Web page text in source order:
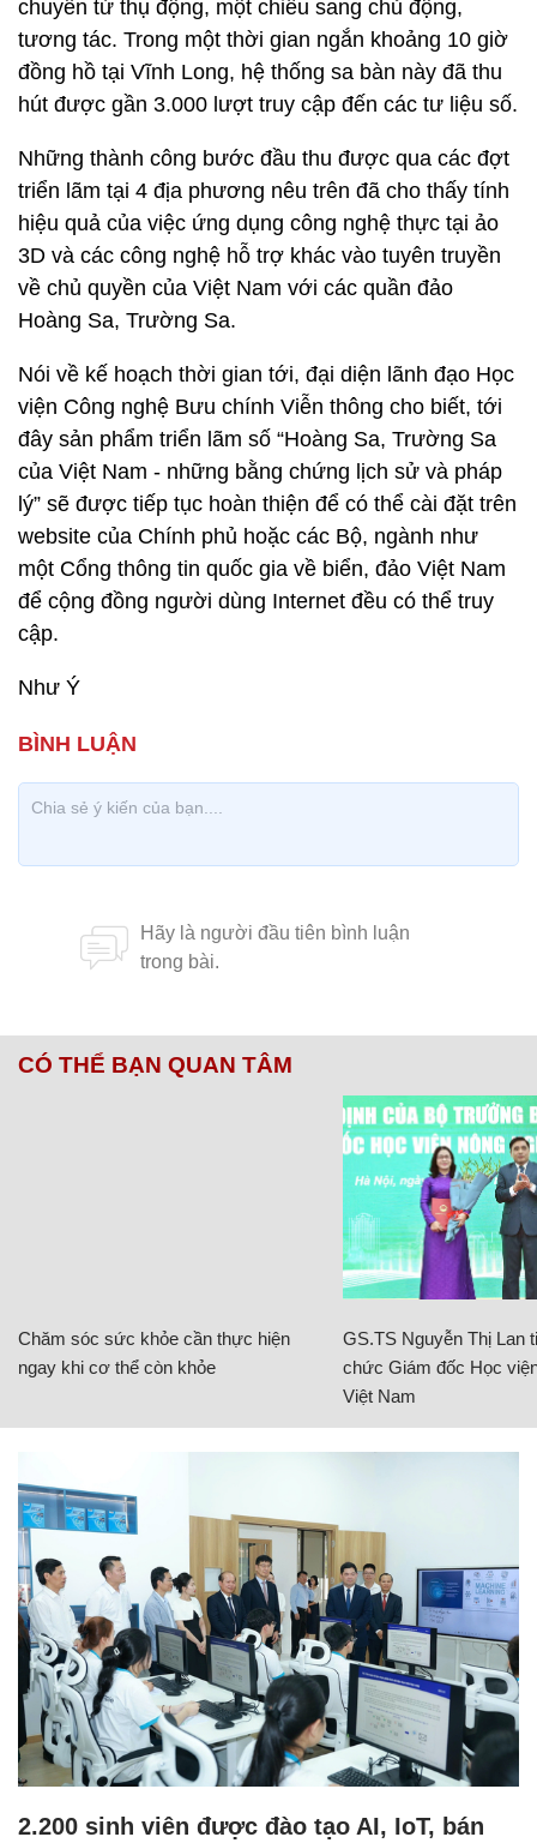
chuyển từ thụ động, một chiều sang chủ động,
tương tác. Trong một thời gian ngắn khoảng 10 giờ
đồng hồ tại Vĩnh Long, hệ thống sa bàn này đã thu
hút được gần 3.000 lượt truy cập đến các tư liệu số.
Những thành công bước đầu thu được qua các đợt
triển lãm tại 4 địa phương nêu trên đã cho thấy tính
hiệu quả của việc ứng dụng công nghệ thực tại ảo
3D và các công nghệ hỗ trợ khác vào tuyên truyền
về chủ quyền của Việt Nam với các quần đảo
Hoàng Sa, Trường Sa.
Nói về kế hoạch thời gian tới, đại diện lãnh đạo Học
viện Công nghệ Bưu chính Viễn thông cho biết, tới
đây sản phẩm triển lãm số “Hoàng Sa, Trường Sa
của Việt Nam - những bằng chứng lịch sử và pháp
lý” sẽ được tiếp tục hoàn thiện để có thể cài đặt trên
website của Chính phủ hoặc các Bộ, ngành như
một Cổng thông tin quốc gia về biển, đảo Việt Nam
để cộng đồng người dùng Internet đều có thể truy
cập.
Như Ý
CÓ THỂ BẠN QUAN TÂM
Chăm sóc sức khỏe cần thực hiện
ngay khi cơ thể còn khỏe
GS.TS Nguyễn Thị Lan
chức Giám đốc Học
Việt Nam
2.200 sinh viên được đào tạo AI, IoT, bán